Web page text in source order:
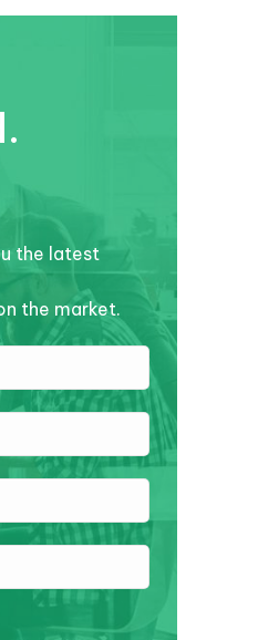
the latest
the market.